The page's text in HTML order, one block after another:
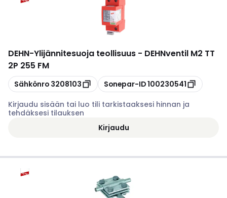
DEHN-Ylijännitesuoja teollisuus - DEHNventil M2 TT
2P 255 FM
Kopioi
Sähkönro 3208103 Kopioi
Sonepar-ID100230541
Kirjaudu sisään tai luo tili tarkistaaksesi hinnan ja
tehdäksesi tilauksen
Kirjaudu